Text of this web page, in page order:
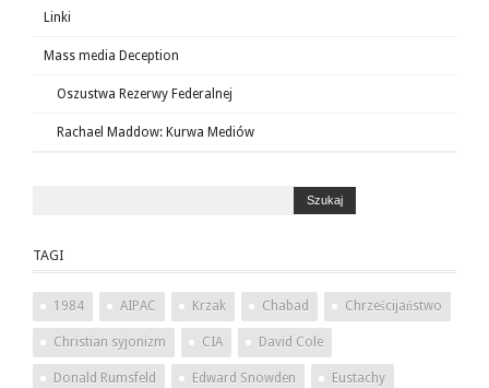
Linki
Mass media Deception
Oszustwa Rezerwy Federalnej
Rachael Maddow: Kurwa Mediów
TAGI
1984 AIPAC Krzak Chabad Chrześcijaństwo
Christian syjonizm CIA David Cole
Donald Rumsfeld Edward Snowden Eustachy